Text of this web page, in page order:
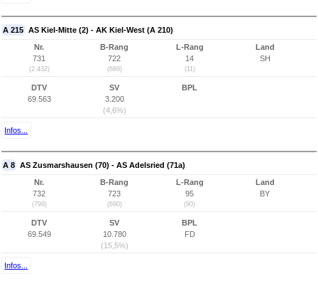
A 215 AS Kiel-Mitte (2) - AK Kiel-West (A 210)
Nr.
731
(2.432)
B-Rang
722
(689)
L-Rang
14
(11)
Land
SH
DTV
69.563
SV
3.200
(4,6%)
BPL
Infos...
A 8 AS Zusmarshausen (70) - AS Adelsried (71a)
Nr.
732
(799)
B-Rang
723
(690)
L-Rang
95
(90)
Land
BY
DTV
69.549
SV
10.780
(15,5%)
BPL
FD
Infos...